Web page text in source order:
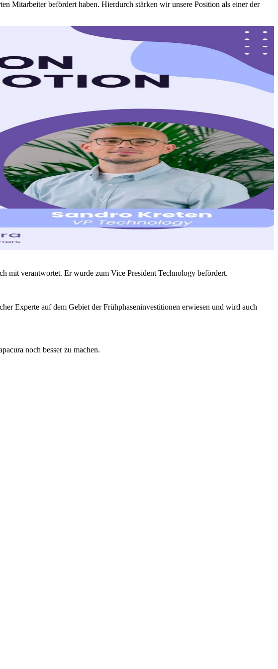
Mitarbeiter befördert haben. Hierdurch stärken wir unsere Position als einer der
mit verantwortet. Er wurde zum Vice President Technology befördert.
Experte auf dem Gebiet der Frühphaseninvestitionen erwiesen und wird auch
noch besser zu machen.